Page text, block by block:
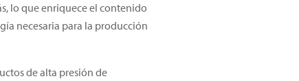
lo que enriquece el contenido
necesaria para la producción
de alta presión de